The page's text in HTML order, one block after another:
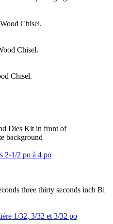
2-1/2 po à 4 po
1/32, 3/32 et 3/32 po